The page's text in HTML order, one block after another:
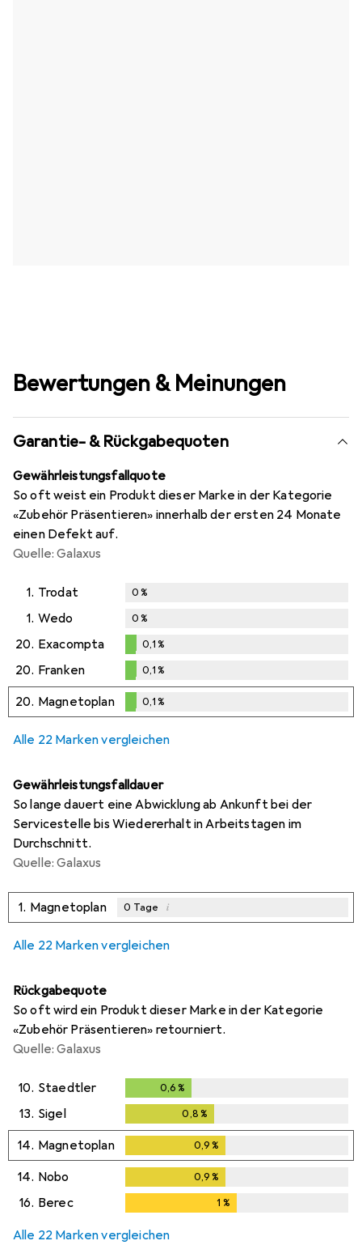
Bewertungen & Meinungen
Garantie- & Rückgabequoten
Gewährleistungsfallquote
So oft weist ein Produkt dieser Marke in der Kategorie
«Zubehör Präsentieren» innerhalb der ersten 24 Monate
einen Defekt auf.
Quelle: Galaxus
1. Trodat 0%
1. Wedo 0%
20. Exacompta
%
0,1%
20. Franken
0,1%
0,1%
20. Magnetoplan
0,1%
0,1%
Alle 22 Marken vergleichen
Gewährleistungsfalldauer
So lange dauert eine Abwicklung ab Ankunft bei der
Servicestelle bis Wiedererhalt in Arbeitstagen im
Durchschnitt.
Quelle: Galaxus
1. Magnetoplan 0 Tage i
Alle 22 Marken vergleichen
Rückgabequote
So oft wird ein Produkt dieser Marke in der Kategorie
«Zubehör Präsentieren» retourniert.
Quelle: Galaxus
10. Staedtler 0,6 %
13. Sigel 0,8 %
14. Magnetoplan 0,9%
14. Nobo 0,9%
16. Berec 1 %
Alle 22 Marken vergleichen